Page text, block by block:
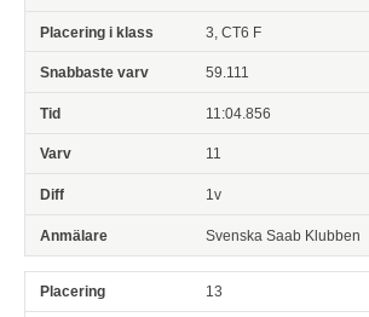
3, CT6 F
59.111
11:04.856
11
1v
Svenska Saab Klubben
13